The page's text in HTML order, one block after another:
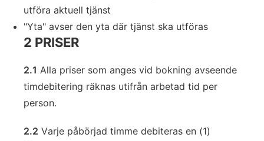
utföra aktuell tjänst
"Yta" avser den yta där tjänst ska utföras
2 PRISER
2.1 Alla priser som anges vid bokning avseende
timdebitering räknas utifrån arbetad tid per
person.
2.2 Varje påbörjad timme debiteras en (1)